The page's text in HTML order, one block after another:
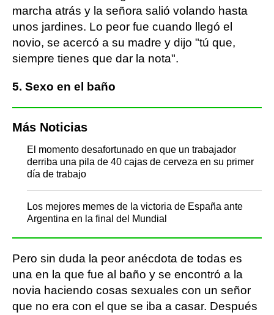
marcha atrás y la señora salió volando hasta
unos jardines. Lo peor fue cuando llegó el
novio, se acercó a su madre y dijo "tú que,
siempre tienes que dar la nota".
5. Sexo en el baño
Más Noticias
El momento desafortunado en que un trabajador
derriba una pila de 40 cajas de cerveza en su primer
día de trabajo
Los mejores memes de la victoria de España ante
Argentina en la final del Mundial
Pero sin duda la peor anécdota de todas es
una en la que fue al baño y se encontró a la
novia haciendo cosas sexuales con un señor
que no era con el que se iba a casar. Después